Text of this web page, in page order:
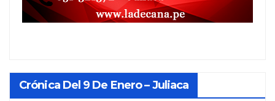
Crónica Del 9 De Enero – Juliaca